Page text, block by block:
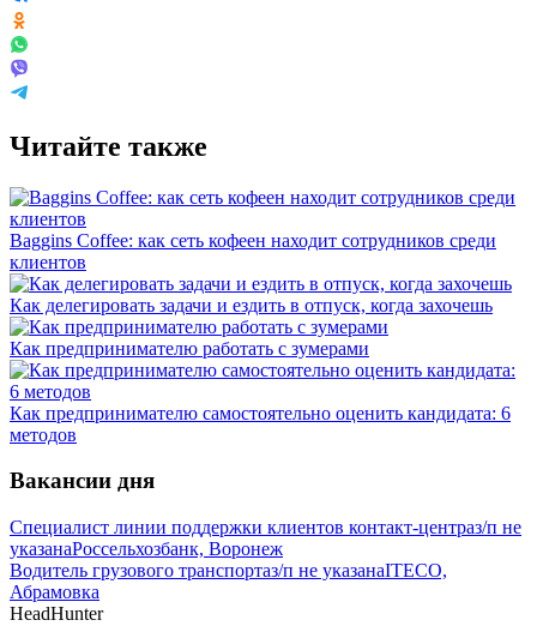
Читайте также
Baggins Coffee: как сеть кофеен находит сотрудников среди
клиентов
Как делегировать задачи и ездить в отпуск, когда захочешь
Как предпринимателю работать с зумерами
Как предпринимателю самостоятельно оценить кандидата: 6
методов
Вакансии дня
Специалист линии поддержки клиентов контакт-центраз/п не
указанаРоссельхозбанк, Воронеж
Водитель грузового транспортаз/п не указанаITECO,
Абрамовка
HeadHunter